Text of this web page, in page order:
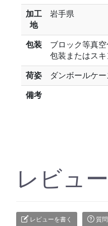
加工
地
岩手県
包装
ブロック等真
包装またはス
荷姿 ダンボールケー
備考
レビュー
レビューを書く 質